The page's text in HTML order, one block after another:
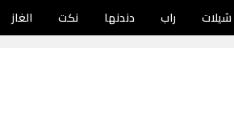
شيلات راب دندنها نكت الغاز